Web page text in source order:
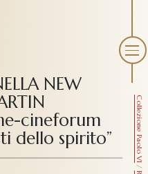
Collezione Paolo VI
/
NEW
cineforum
dello spirito”